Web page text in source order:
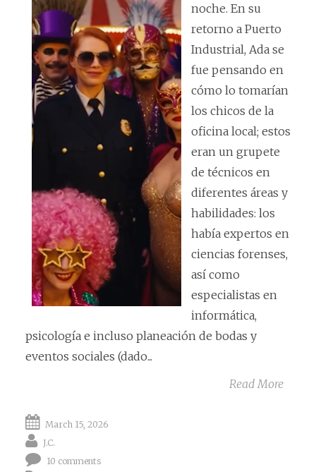
noche. En su
retorno a Puerto
Industrial, Ada se
fue pensando en
cómo lo tomarían
los chicos de la
oficina local; estos
eran un grupete
de técnicos en
diferentes áreas y
habilidades: los
había expertos en
ciencias forenses,
así como
especialistas en
informática,
psicología e incluso planeación de bodas y
eventos sociales (dado...
Read More
March 15, 2026
J.C.
10 comments